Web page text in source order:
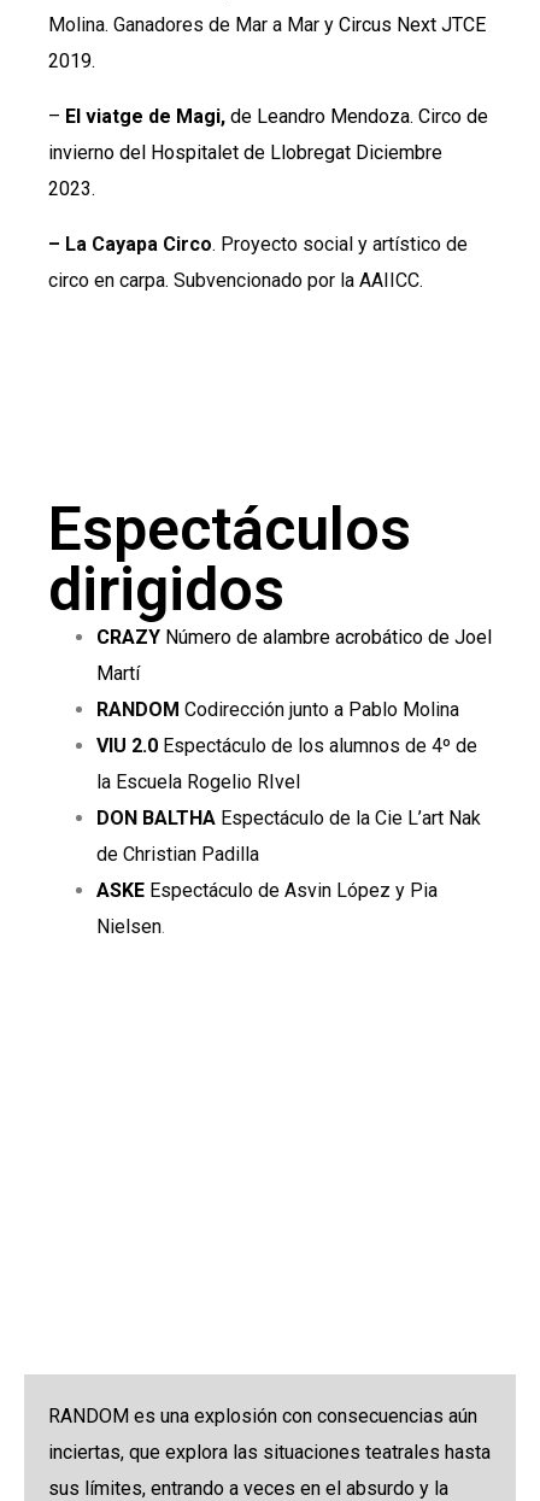
Molina. Ganadores de Mar a Mar y Circus Next JTCE
2019.
– El viatge de Magi, de Leandro Mendoza. Circo de
invierno del Hospitalet de Llobregat Diciembre
2023.
– La Cayapa Circo. Proyecto social y artístico de
circo en carpa. Subvencionado por la AAIICC.
Espectáculos
dirigidos
CRAZY Número de alambre acrobático de Joel
Martí
RANDOM Codirección junto a Pablo Molina
VIU 2.0 Espectáculo de los alumnos de 4º de
la Escuela Rogelio RIvel
DON BALTHA Espectáculo de la Cie L’art Nak
de Christian Padilla
ASKE Espectáculo de Asvin López y Pia
Nielsen.
RANDOM es una explosión con consecuencias aún
inciertas, que explora las situaciones teatrales hasta
sus límites, entrando a veces en el absurdo y la